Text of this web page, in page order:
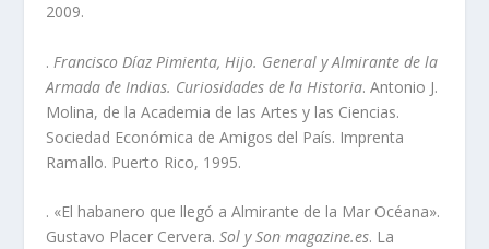
2009.
. Francisco Dí­az Pimienta, Hijo. General y Almirante de la
Armada de Indias. Curiosidades de la Historia. Antonio J.
Molina, de la Academia de las Artes y las Ciencias.
Sociedad Económica de Amigos del Paí­s. Imprenta
Ramallo. Puerto Rico, 1995.
. «El habanero que llegó a Almirante de la Mar Océana».
Gustavo Placer Cervera.Sol y Son magazine.es. La